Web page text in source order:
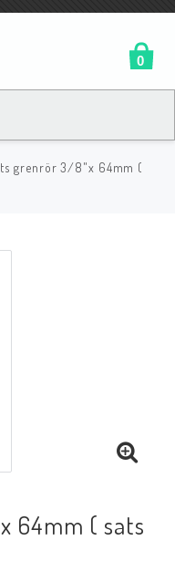
0
grenrör 3/8"x 64mm (
64mm ( sats